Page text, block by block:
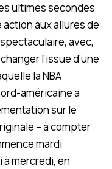
ultimes secondes
aux allures de
avec,
l’issue d’une
la NBA
américaine a
sur le
– à compter
mardi
à mercredi, en